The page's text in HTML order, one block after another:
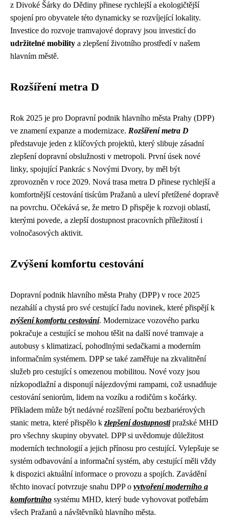
z Divoké Šárky do Dědiny přinese rychlejší a ekologičtější
spojení pro obyvatele této dynamicky se rozvíjející lokality.
Investice do rozvoje tramvajové dopravy jsou investicí do
udržitelné mobility a zlepšení životního prostředí v našem
hlavním městě.
Rozšíření metra D
Rok 2025 je pro Dopravní podnik hlavního města Prahy (DPP)
ve znamení expanze a modernizace. Rozšíření metra D
představuje jeden z klíčových projektů, který slibuje zásadní
zlepšení dopravní obslužnosti v metropoli. První úsek nové
linky, spojující Pankrác s Novými Dvory, by měl být
zprovozněn v roce 2029. Nová trasa metra D přinese rychlejší a
komfortnější cestování tisícům Pražanů a uleví přetížené dopravě
na povrchu. Očekává se, že metro D přispěje k rozvoji oblastí,
kterými povede, a zlepší dostupnost pracovních příležitostí i
volnočasových aktivit.
Zvýšení komfortu cestování
Dopravní podnik hlavního města Prahy (DPP) v roce 2025
nezahálí a chystá pro své cestující řadu novinek, které přispějí k
zvýšení komfortu cestování. Modernizace vozového parku
pokračuje a cestující se mohou těšit na další nové tramvaje a
autobusy s klimatizací, pohodlnými sedačkami a moderním
informačním systémem. DPP se také zaměřuje na zkvalitnění
služeb pro cestující s omezenou mobilitou. Nové vozy jsou
nízkopodlažní a disponují nájezdovými rampami, což usnadňuje
cestování seniorům, lidem na vozíku a rodičům s kočárky.
Příkladem může být nedávné rozšíření počtu bezbariérových
stanic metra, které přispělo k zlepšení dostupnostipražské MHD
pro všechny skupiny obyvatel. DPP si uvědomuje důležitost
moderních technologií a jejich přínosu pro cestující. Vylepšuje se
systém odbavování a informační systém, aby cestující měli vždy
k dispozici aktuální informace o provozu a spojích. Zavádění
těchto inovací potvrzuje snahu DPP o vytvoření moderního a
komfortního systému MHD, který bude vyhovovat potřebám
všech Pražanů a návštěvníků hlavního města.